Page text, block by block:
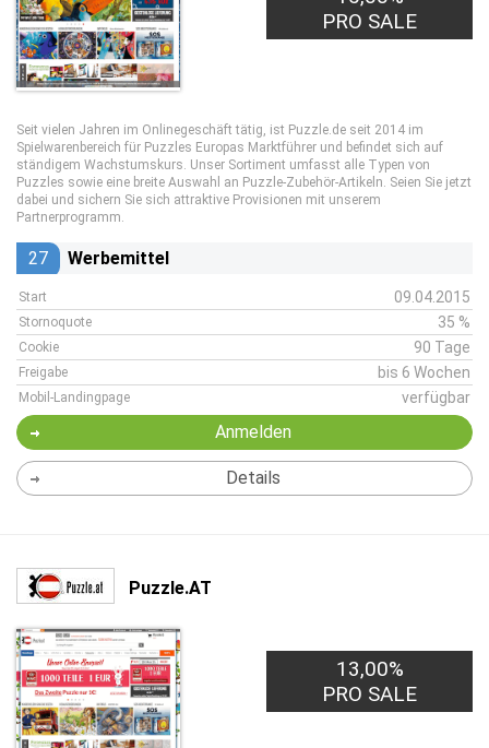
PRO SALE
Seit vielen Jahren im Onlinegeschäft tätig, ist Puzzle.de seit 2014 im
Spielwarenbereich für Puzzles Europas Marktführer und befindet sich auf
ständigem Wachstumskurs. Unser Sortiment umfasst alle Typen von
Puzzles sowie eine breite Auswahl an Puzzle-Zubehör-Artikeln. Seien Sie jetzt
dabei und sichern Sie sich attraktive Provisionen mit unserem
Partnerprogramm.
27 Werbemittel
Start 09.04.2015
Stornoquote 35 %
Cookie 90 Tage
Freigabe bis 6 Wochen
Mobil-Landingpage verfügbar
Anmelden
Details
Puzzle.AT
13,00%
PRO SALE